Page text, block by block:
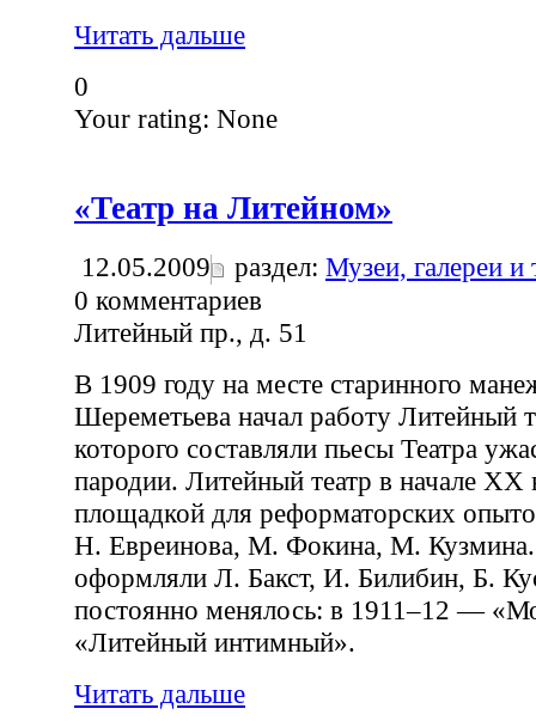
Читать дальше
0
Your rating: None
«Театр на Литейном»
12.05.2009 раздел: Музеи, галереи и
0 комментариев
Литейный пр., д. 51
В 1909 году на месте старинного
Шереметьева начал работу Литейный
которого составляли пьесы Театра
пародии. Литейный театр в начале ХХ
площадкой для реформаторских
Н. Евреинова, М. Фокина, М. Кузмина.
оформляли Л. Бакст, И. Билибин, Б.
постоянно менялось: в 1911–12 —
«Литейный интимный».
Читать дальше